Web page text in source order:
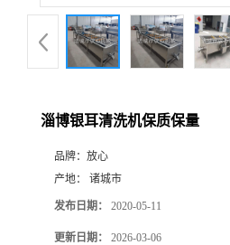
淄博银耳清洗机保质保量
品牌： 放心
产地：
诸城市
发布日期： 2020-05-11
更新日期： 2026-03-06